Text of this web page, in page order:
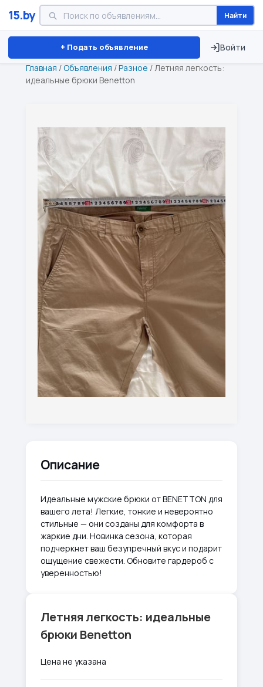
15.by Найти
+ Подать объявление Войти
Минск Витебск Брест ⏱ ТОЛЬКО 15 ДНЕЙ
Главная /Объявления /Разное /Летняя легкость:
идеальные брюки Benetton
Описание
Идеальные мужские брюки от BENETTON для
вашего лета! Легкие, тонкие и невероятно
стильные — они созданы для комфорта в
жаркие дни. Новинка сезона, которая
подчеркнет ваш безупречный вкус и подарит
ощущение свежести. Обновите гардероб с
уверенностью!
Летняя легкость: идеальные
брюки Benetton
Цена не указана